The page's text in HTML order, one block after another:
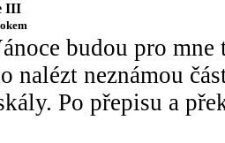
III
budou pro
nalézt neznámou
Po přepisu a